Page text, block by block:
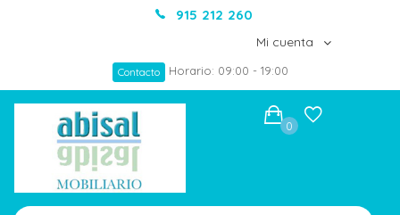
915 212 260
Mi cuenta
Contacto Horario: 09:00 - 19:00
0